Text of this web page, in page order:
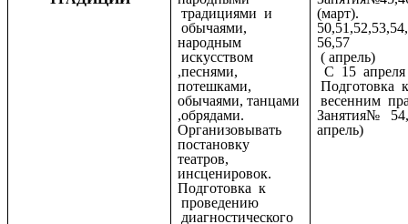
традициями и
обычаями,
народным
искусством
,песнями,
потешками,
обычаями, танцами
,обрядами.
Организовывать
постановку
театров,
инсценировок.
Подготовка к
проведению
диагностического
(март).
56,57
( апрель)
С 15 апреля
Подготовка
весенним
Занятия№
апрель)